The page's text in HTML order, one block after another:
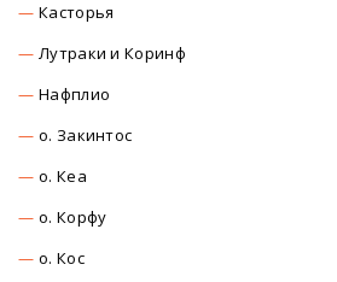
Касторья
Лутраки и Коринф
Нафплио
о. Закинтос
о. Кеа
о. Корфу
о. Кос